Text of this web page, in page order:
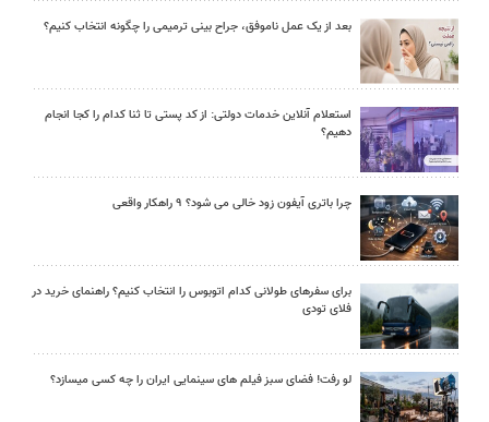
بعد از یک عمل ناموفق، جراح بینی ترمیمی را چگونه انتخاب کنیم؟
استعلام آنلاین خدمات دولتی: از کد پستی تا ثنا کدام را کجا انجام
دهیم؟
چرا باتری آیفون زود خالی می شود؟ ۹ راهکار واقعی
برای سفرهای طولانی کدام اتوبوس را انتخاب کنیم؟ راهنمای خرید در
فلای تودی
لو رفت! فضای سبز فیلم های سینمایی ایران را چه کسی میسازد؟